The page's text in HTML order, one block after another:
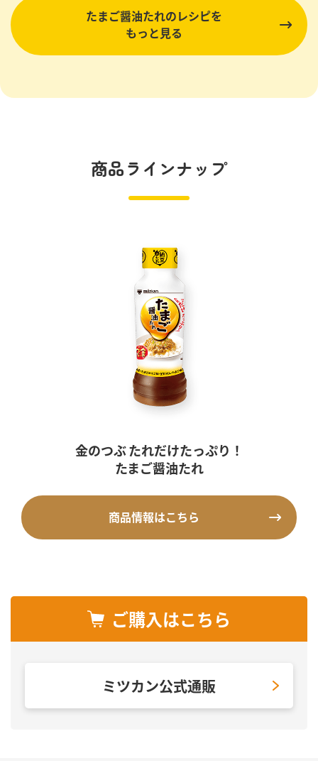
たまご醤油たれのレシピを
もっと見る
商品ラインナップ
金のつぶ たれだけたっぷり！
たまご醤油たれ
商品情報はこちら
ご購入はこちら
ミツカン公式通販